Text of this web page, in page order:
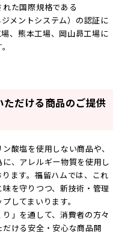
た国際規格である
メントシステム）の認証に
、熊本工場、岡山昴工場に
だける商品のご提供
酸塩を使用しない商品や、
、アレルギー物質を使用し
ます。福留ハムでは、これ
を守りつつ、新技術・管理
してまいります。
」を通して、消費者の方々
ける安全・安心な商品開